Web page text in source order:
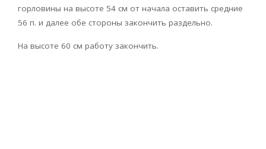
горловины на высоте 54 см от начала оставить средние
56 п. и далее обе стороны закончить раздельно.
На высоте 60 см работу закончить.